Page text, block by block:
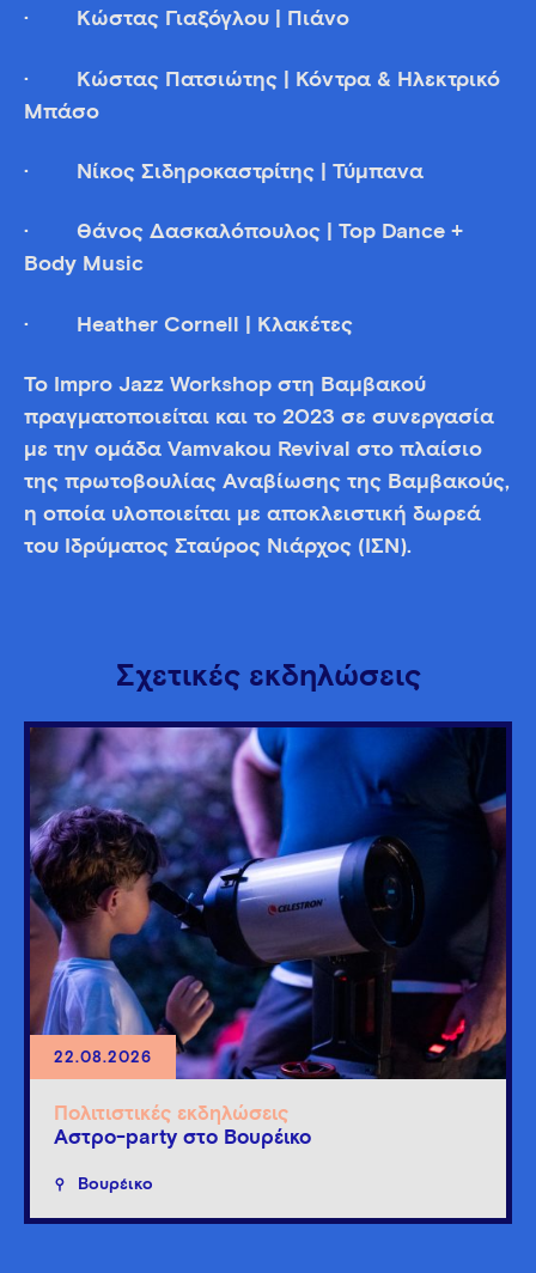
· Κώστας Γιαξόγλου | Πιάνο
· Κώστας Πατσιώτης | Κόντρα & Ηλεκτρικό
Μπάσο
· Νίκος Σιδηροκαστρίτης | Τύμπανα
· Θάνος Δασκαλόπουλος | Top Dance +
Body Music
· Heather Cornell | Κλακέτες
Το Impro Jazz Workshop στη Βαμβακού
πραγματοποιείται και το 2023 σε συνεργασία
με την ομάδα Vamvakou Revival στο πλαίσιο
της πρωτοβουλίας Αναβίωσης της Βαμβακούς,
η οποία υλοποιείται με αποκλειστική δωρεά
του Ιδρύματος Σταύρος Νιάρχος (ΙΣΝ).
Σχετικές εκδηλώσεις
22.08.2026
Πολιτιστικές εκδηλώσεις
Άστρο-party στο Βουρέικο
Βουρέικο